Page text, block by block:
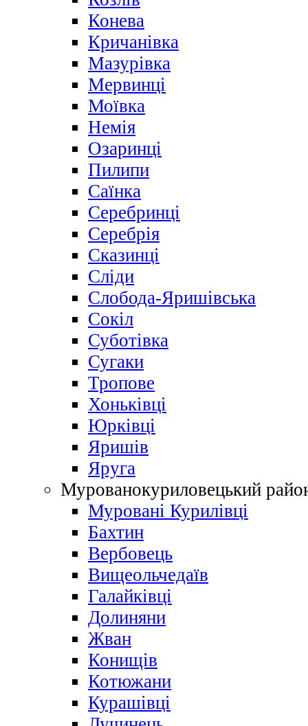
Конева
Кричанівка
Мазурівка
Мервинці
Моївка
Немія
Озаринці
Пилипи
Саїнка
Серебринці
Серебрія
Сказинці
Сліди
Слобода-Яришівська
Сокіл
Суботівка
Сугаки
Тропове
Хоньківці
Юрківці
Яришів
Яруга
Мурованокуриловецький
Муровані Курилівці
Бахтин
Вербовець
Вищеольчедаїв
Галайківці
Долиняни
Жван
Конищів
Котюжани
Курашівці